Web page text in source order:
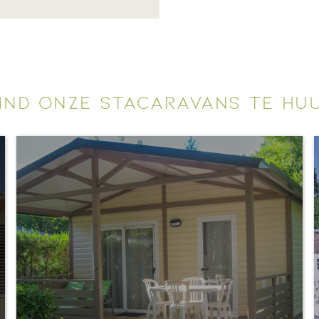
ONZE STACARAVANS TE